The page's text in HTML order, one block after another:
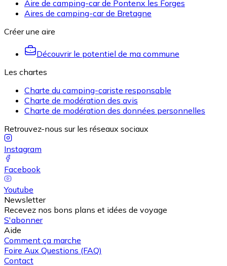
Aire de camping-car de Pontenx les Forges
Aires de camping-car de Bretagne
Créer une aire
Découvrir le potentiel de ma commune
Les chartes
Charte du camping-cariste responsable
Charte de modération des avis
Charte de modération des données personnelles
Retrouvez-nous sur les réseaux sociaux
Instagram
Facebook
Youtube
Newsletter
Recevez nos bons plans et idées de voyage
S'abonner
Aide
Comment ça marche
Foire Aux Questions (FAQ)
Contact